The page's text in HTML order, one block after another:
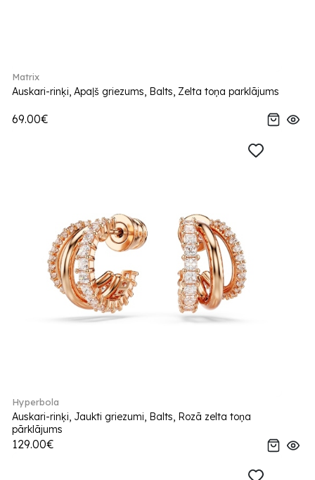
Matrix
Auskari-rinķi, Apaļš griezums, Balts, Zelta toņa parklājums
69.00€
Hyperbola
Auskari-rinķi, Jaukti griezumi, Balts, Rozā zelta toņa
pārklājums
129.00€